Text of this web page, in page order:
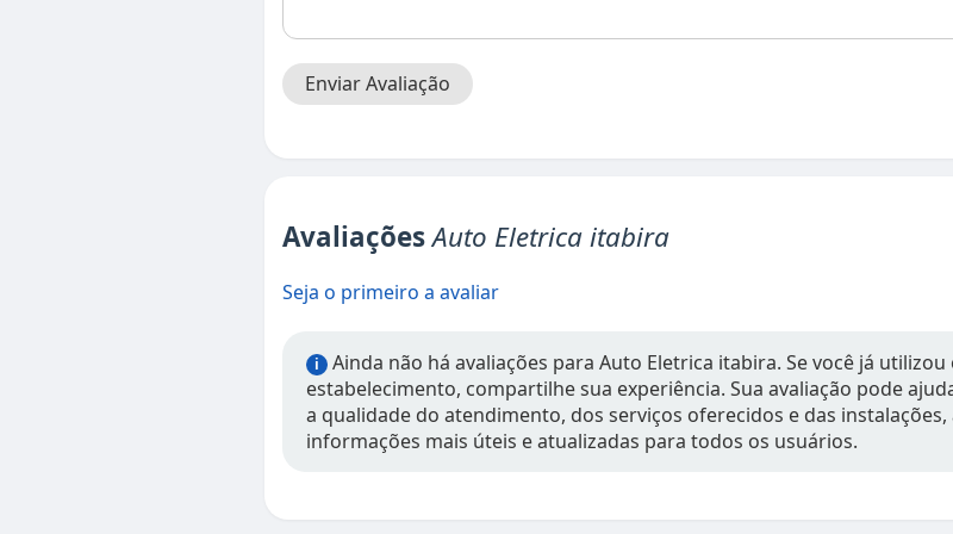
Enviar Avaliação
AvaliaçõesAuto Eletrica itabira
Seja o primeiro a avaliar
i
Ainda não há avaliações para Auto Eletrica itabira. Se você já
estabelecimento, compartilhe sua experiência. Sua avaliação pode
a qualidade do atendimento, dos serviços oferecidos e das
informações mais úteis e atualizadas para todos os usuários.